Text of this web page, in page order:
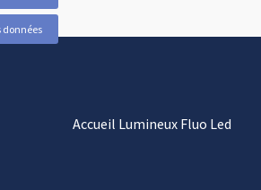
données
Accueil Lumineux Fluo Led